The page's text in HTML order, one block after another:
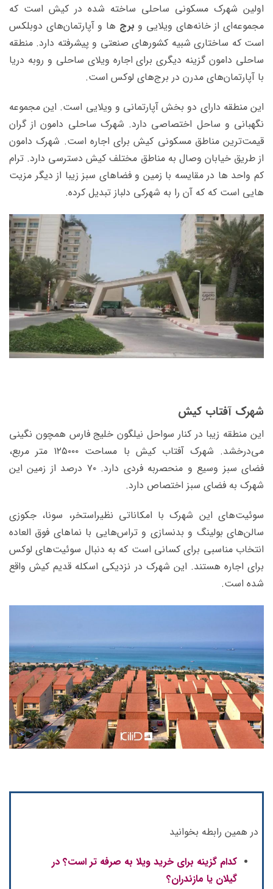
اولین شهرک مسکونی ساحلی ساخته شده در کیش است که
مجموعه‌ای از خانه‌های ویلایی و برج‌ ها و آپارتمان‌های دوبلکس
است که ساختاری شبیه کشو‌رهای صنعتی و پیشرفته دارد. منطقه
ساحلی دامون گزینه دیگری برای اجاره ویلای ساحلی و روبه دریا
با آپارتمان‌های مدرن در برج‌های لوکس است.
این منطقه دارای دو بخش آپارتمانی و ویلایی است. این مجموعه
نگهبانی و ساحل اختصاصی دارد. شهرک ساحلی دامون از گران
قیمت‌ترین مناطق مسکونی کیش برای اجاره است. شهرک دامون
از طریق خیابان وصال به مناطق مختلف کیش دسترسی دارد. ترام
کم واحد ها در مقایسه با زمین و فضاهای سبز زیبا از دیگر مزیت
هایی است که که آن را به شهرکی دلباز تبدیل کرده.
شهرک آفتاب کیش
این منطقه زیبا در کنار سواحل نیلگون خلیج فارس همچون نگینی
می‌درخشد. شهرک آفتاب کیش با مساحت ۱۲۵۰۰۰ متر مربع،
فضای سبز وسیع و منحصربه‌ فردی دارد. ۷۰ درصد از زمین این
شهرک به فضای سبز اختصاص دارد.
سوئیت‌های این شهرک با امکاناتی نظیراستخر، سونا، جکوزی
سالن‌های بولینگ و بدنسازی و تراس‌هایی با نماهای فوق العاده
انتخاب مناسبی برای کسانی است که به دنبال سوئیت‌های لوکس
برای اجاره هستند. این شهرک در نزدیکی اسکله قدیم کیش واقع
شده است.
در همین رابطه بخوانید
کدام گزینه برای خرید ویلا به صرفه تر است؟ در
گیلان یا مازندران؟